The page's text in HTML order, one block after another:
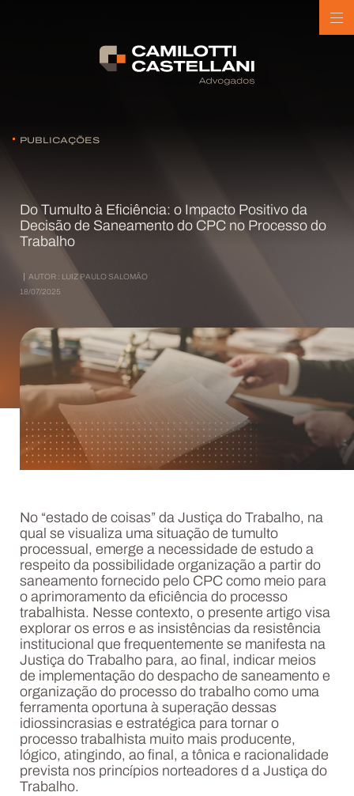
PUBLICAÇÕES
Do Tumulto à Eficiência: o Impacto Positivo da
Decisão de Saneamento do CPC no Processo do
Trabalho
AUTOR : LUIZ PAULO SALOMÃO
18/07/2025
No “estado de coisas” da Justiça do Trabalho, na
qual se visualiza uma situação de tumulto
processual, emerge a necessidade de estudo a
respeito da possibilidade organização a partir do
saneamento fornecido pelo CPC como meio para
o aprimoramento da eficiência do processo
trabalhista. Nesse contexto, o presente artigo visa
explorar os erros e as insistências da resistência
institucional que frequentemente se manifesta na
Justiça do Trabalho para, ao final, indicar meios
de implementação do despacho de saneamento e
organização do processo do trabalho como uma
ferramenta oportuna à superação dessas
idiossincrasias e estratégica para tornar o
processo trabalhista muito mais producente,
lógico, atingindo, ao final, a tônica e racionalidade
prevista nos princípios norteadores d a Justiça do
Trabalho.